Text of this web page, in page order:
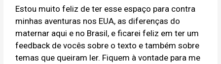
Estou muito feliz de ter esse espaço para contra
minhas aventuras nos EUA, as diferenças do
maternar aqui e no Brasil, e ficarei feliz em ter um
feedback de vocês sobre o texto e também sobre
temas que queiram ler. Fiquem à vontade para me